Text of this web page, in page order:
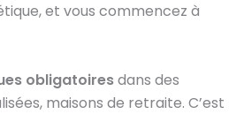
et vous commencez à
obligatoiresdans des
maisons de retraite. C’est